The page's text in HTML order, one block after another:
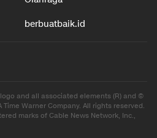
berbuatbaik.id
and all associated elements (R) and ©
Warner Company. All rights reserved.
marks of Cable News Network, Inc.,